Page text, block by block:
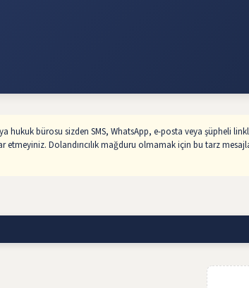
bürosu sizden SMS, WhatsApp, e-posta veya şüpheli
Dolandırıcılık mağduru olmamak için bu tarz